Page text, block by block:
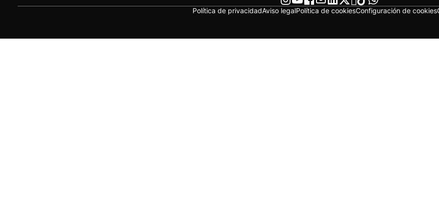
Política de privacidadAviso legalPolítica de cookiesConfiguración de cookies